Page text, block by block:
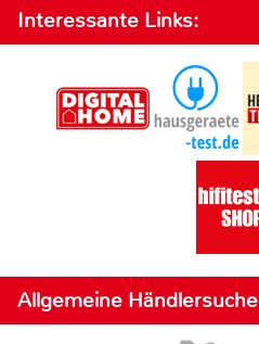
Interessante Links:
Allgemeine Händlersuche